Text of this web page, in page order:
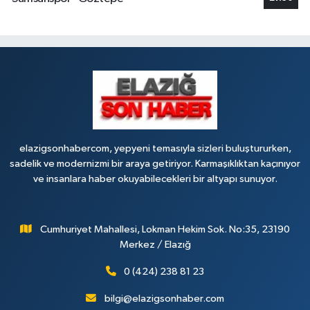
elazigsonhabercom, yepyeni temasıyla sizleri buluştururken,
sadelik ve modernizmi bir araya getiriyor. Karmaşıklıktan kaçınıyor
ve insanlara haber okuyabilecekleri bir altyapı sunuyor.
Cumhuriyet Mahallesi, Lokman Hekim Sok. No:35, 23190
Merkez / Elazığ
0 (424) 238 81 23
bilgi@elazigsonhaber.com